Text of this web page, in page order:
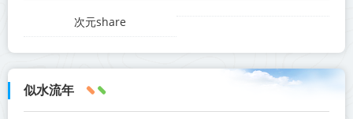
次元share
似水流年